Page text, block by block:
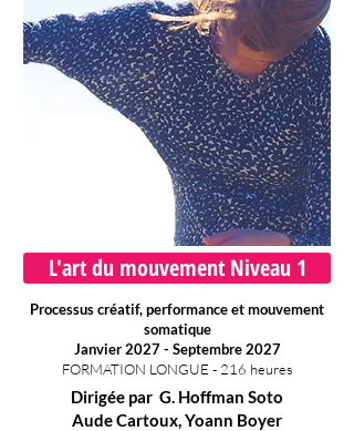
L'art du mouvement Niveau 1
Processus créatif, performance et mouvement
somatique
Janvier 2027 - Septembre 2027
FORMATION LONGUE - 216 heures
Dirigée par G. Hoffman Soto
Aude Cartoux, Yoann Boyer